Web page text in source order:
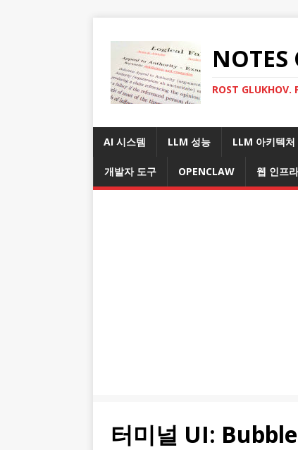
ROST GLUKHOV.
AI 시스템 LLM 성능 LLM 아키텍처
개발자 도구 OPENCLAW 웹 인프라
터미널 UI: